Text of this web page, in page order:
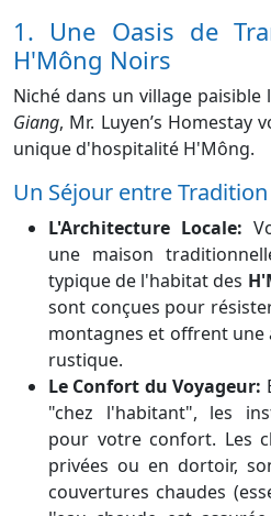
1. Une Oasis de
H'Mông Noirs
Niché dans un village paisible
Giang, Mr. Luyen’s Homestay
unique d'hospitalité H'Mông.
Un Séjour entre
L'Architecture Locale:
une maison
typique de l'habitat des
sont conçues pour
montagnes et offrent une
rustique.
Le Confort du Voyageur:
"chez l'habitant", les
pour votre confort. Les
privées ou en dortoir,
couvertures chaudes